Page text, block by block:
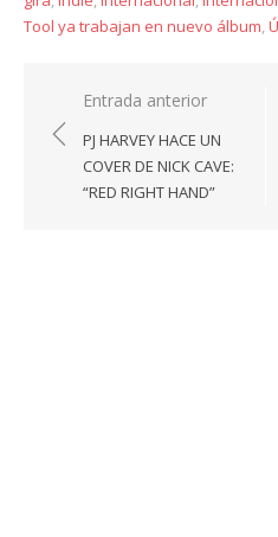
Tool ya trabajan en nuevo álbum,
Navegación
de
entradas
Entrada anterior
PJ HARVEY HACE UN
COVER DE NICK CAVE:
“RED RIGHT HAND”